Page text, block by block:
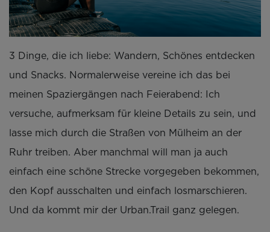
3 Dinge, die ich liebe: Wandern, Schönes entdecken
und Snacks. Normalerweise vereine ich das bei
meinen Spaziergängen nach Feierabend: Ich
versuche, aufmerksam für kleine Details zu sein, und
lasse mich durch die Straßen von Mülheim an der
Ruhr treiben. Aber manchmal will man ja auch
einfach eine schöne Strecke vorgegeben bekommen,
den Kopf ausschalten und einfach losmarschieren.
Und da kommt mir der Urban.Trail ganz gelegen.